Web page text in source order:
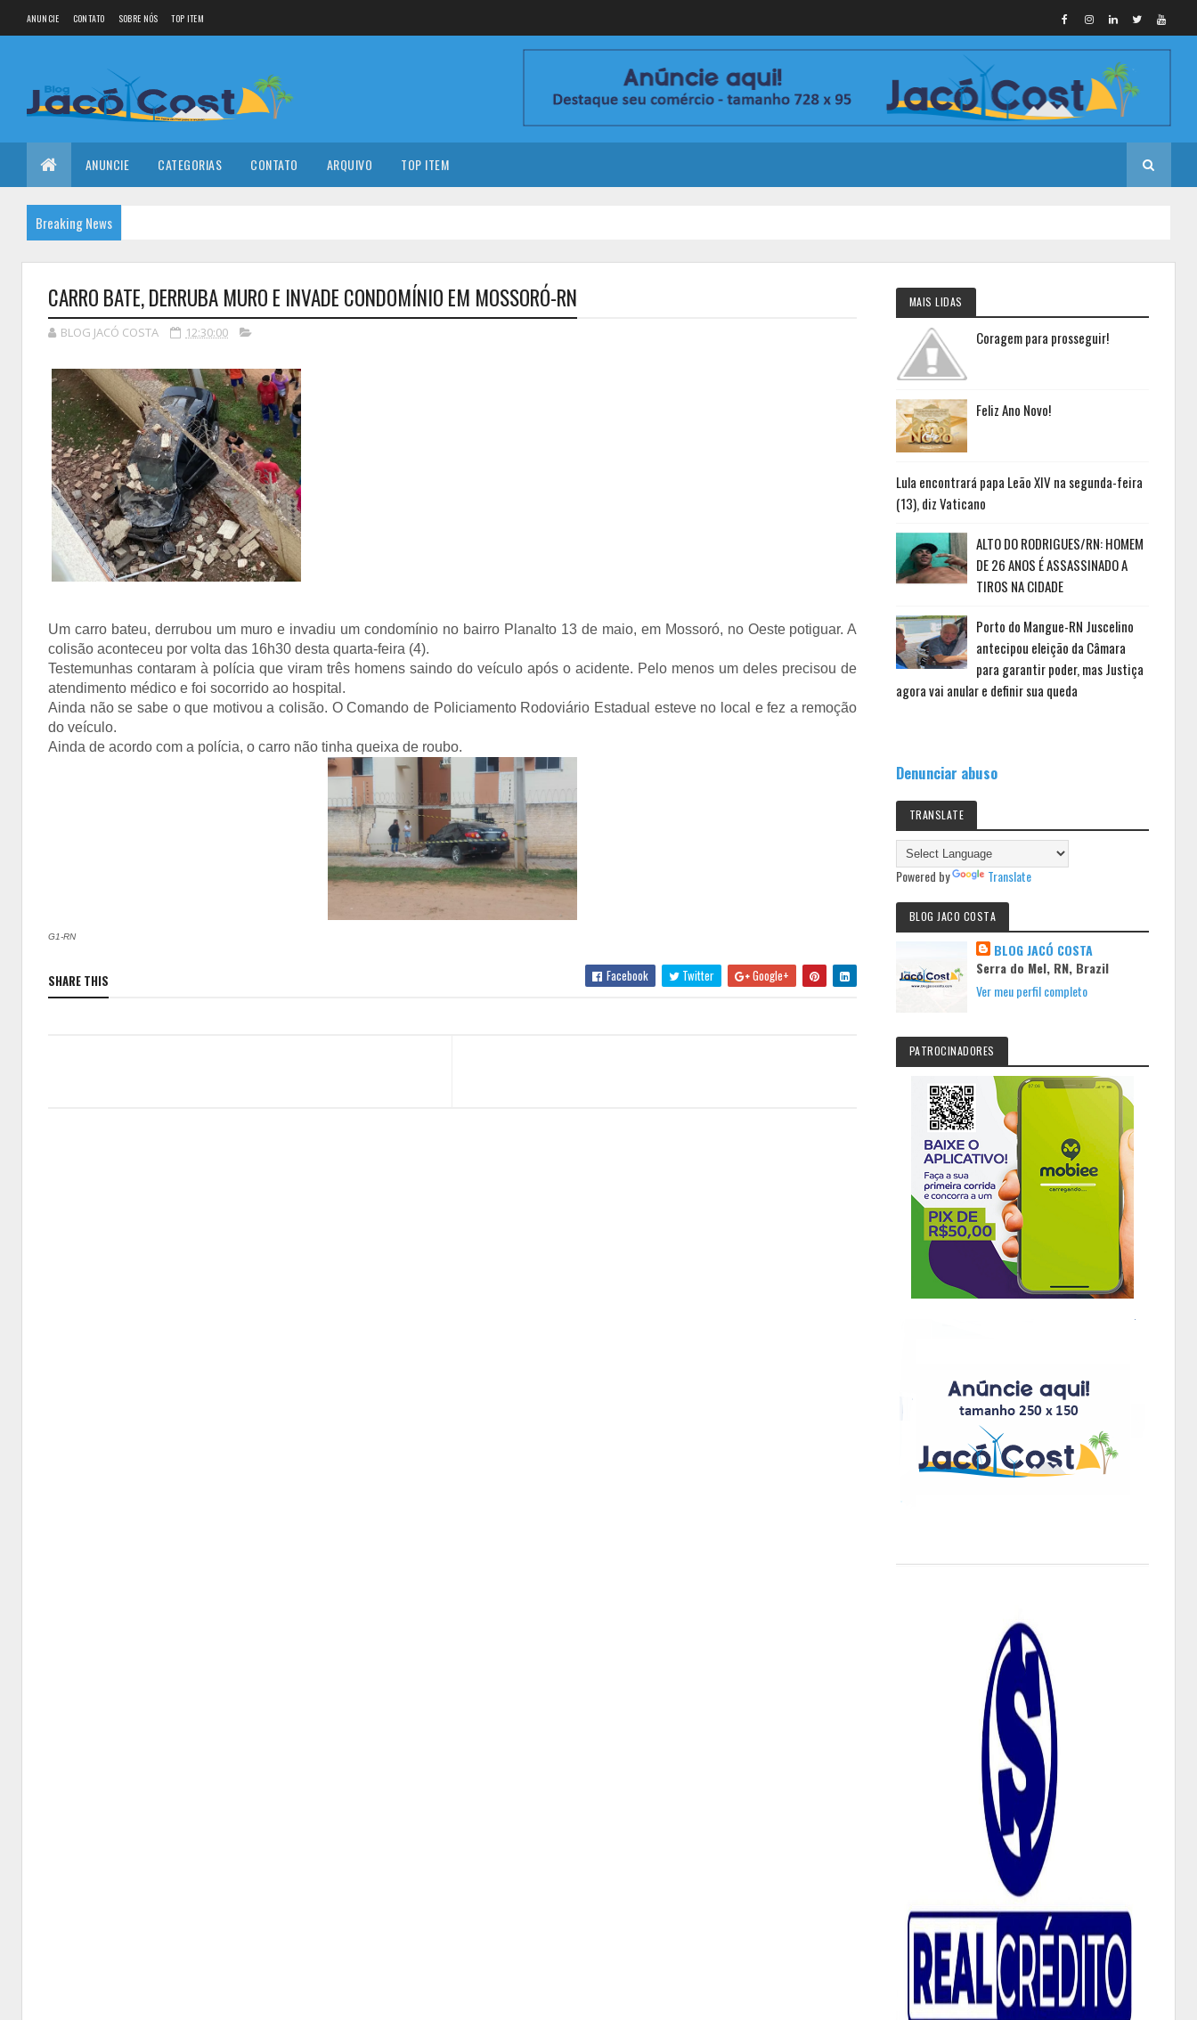
ANUNCIE CONTATO SOBRE NÓS TOP ITEM
ANUNCIE CATEGORIAS CONTATO ARQUIVO TOP ITEM
Breaking News
CARRO BATE, DERRUBA MURO E INVADE CONDOMÍNIO EM MOSSORÓ-RN
BLOG JACÓ COSTA 12:30:00
Um carro bateu, derrubou um muro e invadiu um condomínio no bairro Planalto 13 de maio, em Mossoró, no Oeste potiguar. A
colisão aconteceu por volta das 16h30 desta quarta-feira (4).
Testemunhas contaram à polícia que viram três homens saindo do veículo após o acidente. Pelo menos um deles precisou de
atendimento médico e foi socorrido ao hospital.
Ainda não se sabe o que motivou a colisão. O Comando de Policiamento Rodoviário Estadual esteve no local e fez a remoção
do veículo.
Ainda de acordo com a polícia, o carro não tinha queixa de roubo.
G1-RN
SHARE THIS Facebook Twitter Google+
MAIS LIDAS
Coragem para prosseguir!
Feliz Ano Novo!
Lula encontrará papa Leão XIV na segunda-feira
(13), diz Vaticano
ALTO DO RODRIGUES/RN: HOMEM
DE 26 ANOS É ASSASSINADO A
TIROS NA CIDADE
Porto do Mangue-RN Juscelino
antecipou eleição da Câmara
para garantir poder, mas Justiça
agora vai anular e definir sua queda
Denunciar abuso
TRANSLATE
Powered by Translate
BLOG JACO COSTA
BLOG JACÓ COSTA
Serra do Mel, RN, Brazil
Ver meu perfil completo
PATROCINADORES